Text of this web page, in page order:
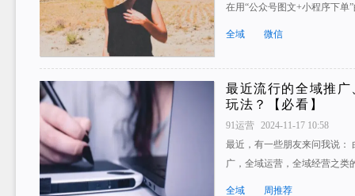
在用“公众号图文+小程序下单
全域 微信
最近流行的全域推
玩法？【必看】
91运营
2024-11-17 10:58
最近，有一些朋友来问我说：
广，全域运营，全域经营之
全域 周推荐